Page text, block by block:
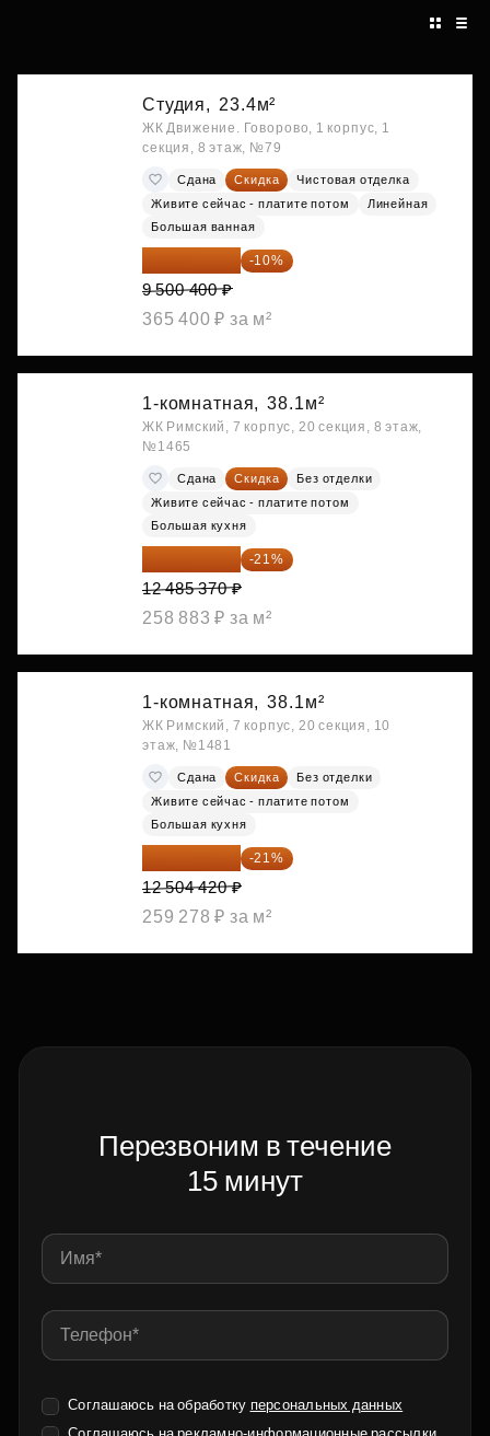
Студия, 23.4м²
ЖК Движение. Говорово, 1 корпус, 1
секция, 8 этаж, №79
Сдана Скидка
Чистовая отделка
Живите сейчас - платите потом
Линейная
Большая ванная
-10%
9 500 400 ₽
365 400 ₽ за м²
1-комнатная, 38.1м²
ЖК Римский, 7 корпус, 20 секция, 8 этаж,
№1465
Сдана Скидка
Без отделки
Живите сейчас - платите потом
Большая кухня
-21%
12 485 370 ₽
258 883 ₽ за м²
1-комнатная, 38.1м²
ЖК Римский, 7 корпус, 20 секция, 10
этаж, №1481
Сдана Скидка
Без отделки
Живите сейчас - платите потом
Большая кухня
-21%
12 504 420 ₽
259 278 ₽ за м²
Перезвоним в течение
15 минут
Соглашаюсь на обработку персональных данных